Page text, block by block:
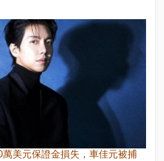
美元保證金損失，車佳元被捕